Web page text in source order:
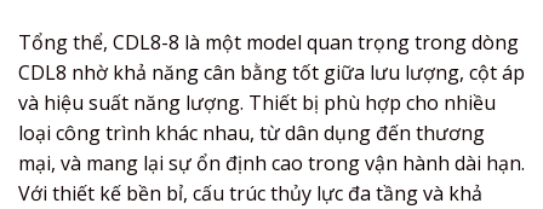
Tổng thể, CDL8-8 là một model quan trọng trong dòng
CDL8 nhờ khả năng cân bằng tốt giữa lưu lượng, cột áp
và hiệu suất năng lượng. Thiết bị phù hợp cho nhiều
loại công trình khác nhau, từ dân dụng đến thương
mại, và mang lại sự ổn định cao trong vận hành dài hạn.
Với thiết kế bền bỉ, cấu trúc thủy lực đa tầng và khả